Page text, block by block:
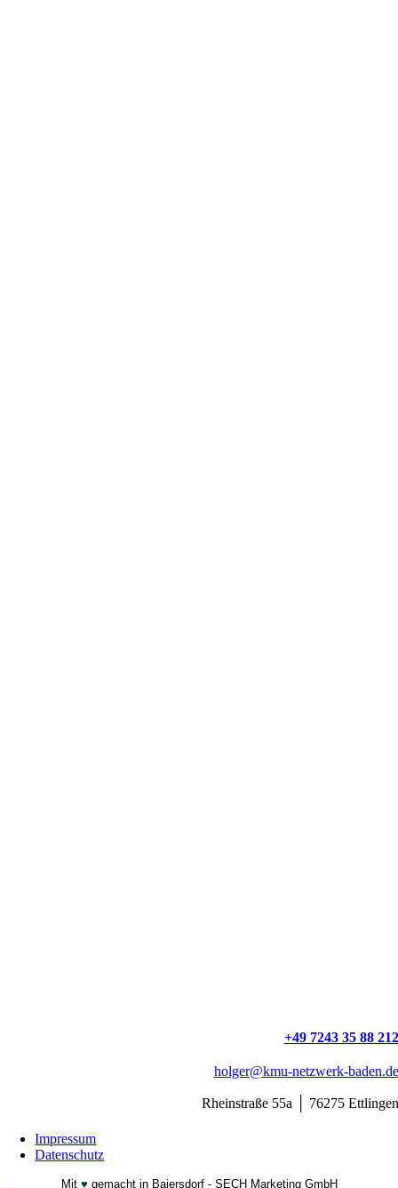
+49 7243 35 88 212
holger@kmu-netzwerk-baden.de
Rheinstraße 55a │ 76275 Ettlingen
Impressum
Datenschutz
Mit ♥ gemacht in Baiersdorf - SECH Marketing GmbH